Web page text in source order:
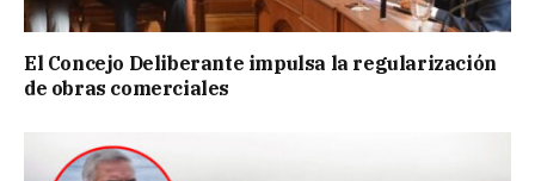
El Concejo Deliberante impulsa la regularización
de obras comerciales